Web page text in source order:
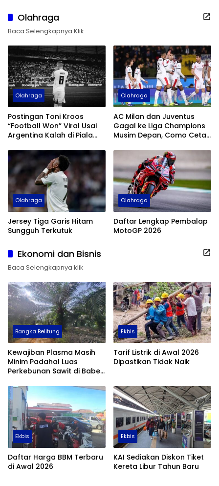
Olahraga
Baca Selengkapnya Klik
Olahraga
Postingan Toni Kroos
“Football Won” Viral Usai
Argentina Kalah di Piala
Olahraga
AC Milan dan Juventus
Gagal ke Liga Champions
Musim Depan, Como Cetak
Olahraga
Jersey Tiga Garis Hitam
Sungguh Terkutuk
Olahraga
Daftar Lengkap Pembalap
MotoGP 2026
Ekonomi dan Bisnis
Baca Selengkapnya klik
Bangka Belitung
Kewajiban Plasma Masih
Minim Padahal Luas
Perkebunan Sawit di Babel
Ekbis
Tarif Listrik di Awal 2026
Dipastikan Tidak Naik
Ekbis
Daftar Harga BBM Terbaru
di Awal 2026
Ekbis
KAI Sediakan Diskon Tiket
Kereta Libur Tahun Baru